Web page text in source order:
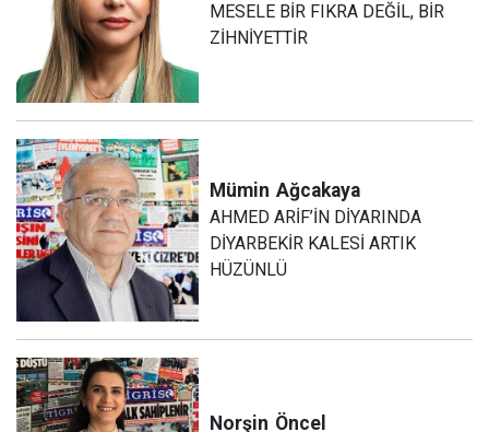
MESELE BİR FIKRA DEĞİL, BİR
ZİHNİYETTİR
Mümin Ağcakaya
AHMED ARİF’İN DİYARINDA
DİYARBEKİR KALESİ ARTIK
HÜZÜNLÜ
Norşin Öncel